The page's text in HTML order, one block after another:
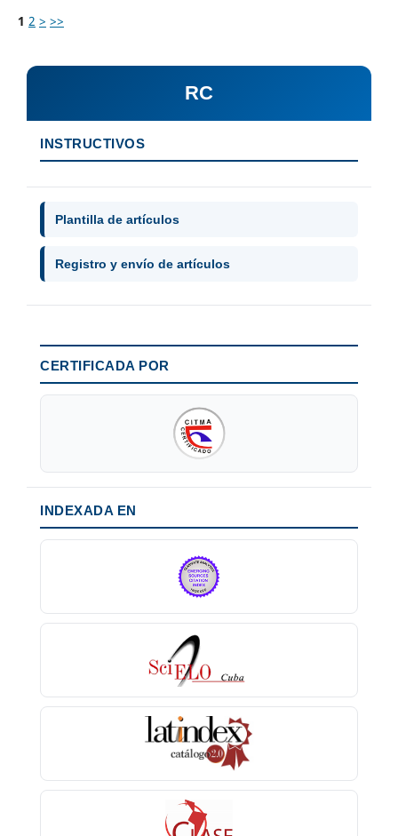
1 2 > >>
RC
INSTRUCTIVOS
Plantilla de artículos
Registro y envío de artículos
CERTIFICADA POR
INDEXADA EN